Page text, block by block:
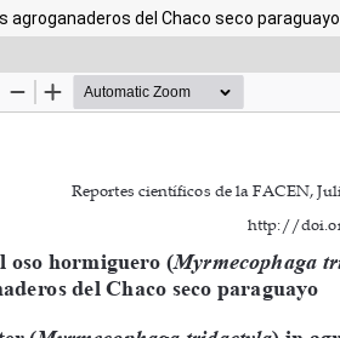
del Chaco seco paraguayo